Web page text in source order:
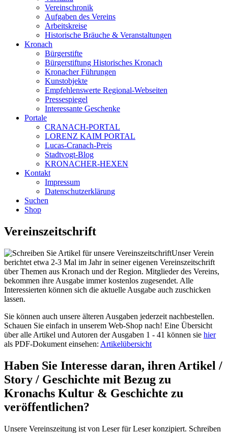
Vereinschronik
Aufgaben des Vereins
Arbeitskreise
Historische Bräuche & Veranstaltungen
Kronach
Bürgerstifte
Bürgerstiftung Historisches Kronach
Kronacher Führungen
Kunstobjekte
Empfehlenswerte Regional-Webseiten
Pressespiegel
Interessante Geschenke
Portale
CRANACH-PORTAL
LORENZ KAIM PORTAL
Lucas-Cranach-Preis
Stadtvogt-Blog
KRONACHER-HEXEN
Kontakt
Impressum
Datenschutzerklärung
Suchen
Shop
Vereinszeitschrift
Unser Verein
berichtet etwa 2-3 Mal im Jahr in seiner eigenen Vereinszeitschrift
über Themen aus Kronach und der Region. Mitglieder des Vereins,
bekommen ihre Ausgabe immer kostenlos zugesendet. Alle
Interessierten können sich die aktuelle Ausgabe auch zuschicken
lassen.
Sie können auch unsere älteren Ausgaben jederzeit nachbestellen.
Schauen Sie einfach in unserem Web-Shop nach! Eine Übersicht
über alle Artikel und Autoren der Ausgaben 1 - 41 können sie hier
als PDF-Dokument einsehen: Artikelübersicht
Haben Sie Interesse daran, ihren Artikel /
Story / Geschichte mit Bezug zu
Kronachs Kultur & Geschichte zu
veröffentlichen?
Unsere Vereinszeitung ist von Leser für Leser konzipiert. Schreiben